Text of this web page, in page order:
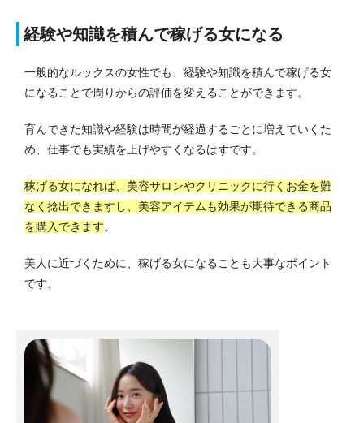
経験や知識を積んで稼げる女になる
一般的なルックスの女性でも、経験や知識を積んで稼げる女
になることで周りからの評価を変えることができます。
育んできた知識や経験は時間が経過するごとに増えていくた
め、仕事でも実績を上げやすくなるはずです。
稼げる女になれば、美容サロンやクリニックに行くお金を難
なく捻出できますし、美容アイテムも効果が期待できる商品
を購入できます。
美人に近づくために、稼げる女になることも大事なポイント
です。